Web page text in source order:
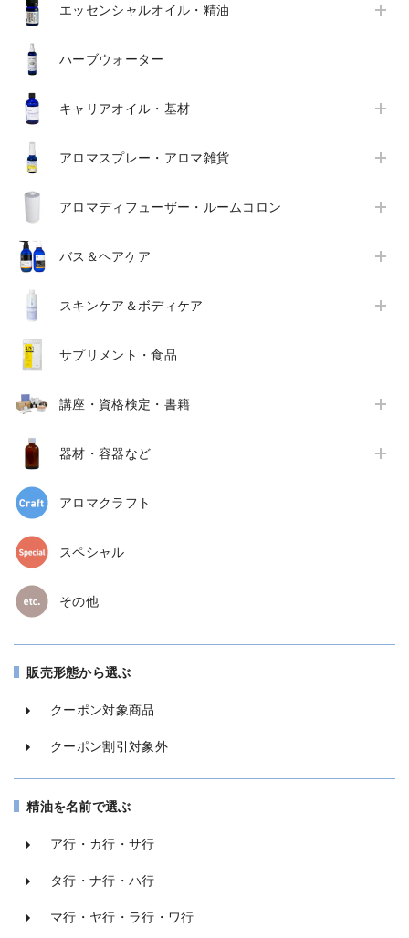
エッセンシャルオイル・精油
ハーブウォーター
キャリアオイル・基材
アロマスプレー・アロマ雑貨
アロマディフューザー・ルームコロン
バス＆ヘアケア
スキンケア＆ボディケア
サプリメント・食品
講座・資格検定・書籍
器材・容器など
アロマクラフト
スペシャル
その他
販売形態から選ぶ
クーポン対象商品
クーポン割引対象外
精油を名前で選ぶ
ア行・カ行・サ行
タ行・ナ行・ハ行
マ行・ヤ行・ラ行・ワ行